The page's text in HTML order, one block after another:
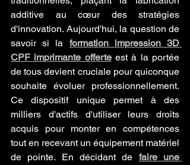
additive au cœur des stratégies
d'innovation. Aujourd'hui, la question de
savoir si la formation impression 3D
CPF imprimante offerte est à la portée
de tous devient cruciale pour quiconque
souhaite évoluer professionnellement.
Ce dispositif unique permet à des
milliers d'actifs d'utiliser leurs droits
acquis pour monter en compétences
tout en recevant un équipement matériel
de pointe. En décidant de faire une